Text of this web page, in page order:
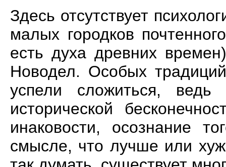
Здесь отсутствует
малых городков
есть духа древних
Новодел. Особых
успели сложиться,
исторической
инаковости, осознание
смысле, что лучше или